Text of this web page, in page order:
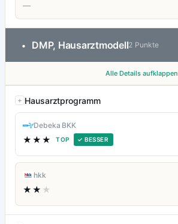
—
• DMP, Hausarztmodell2 Punkte
Alle Details aufklappen
Hausarztprogramm
Debeka BKK
★★★ TOP ✓ BESSER
hkk
★★ ★